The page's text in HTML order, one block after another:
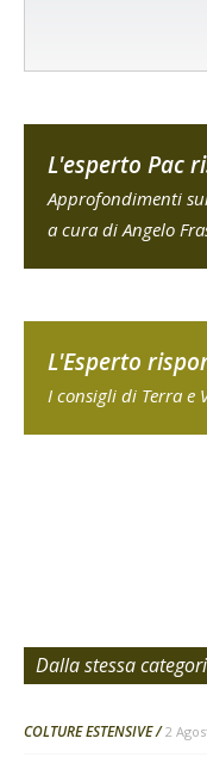
L'esperto Pac
Approfondimenti
a cura di Angelo
L'Esperto
I consigli di Terra e
Dalla stessa
COLTURE ESTENSIVE 2